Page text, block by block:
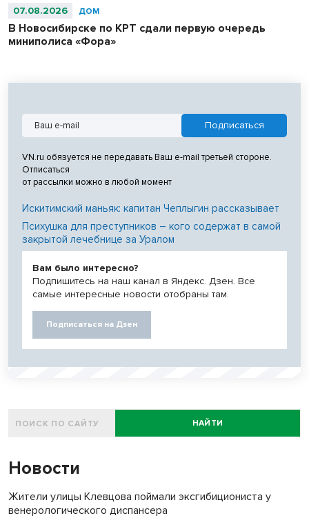
07.08.2026 ДОМ
В Новосибирске по КРТ сдали первую очередь
миниполиса «Фора»
VN.ru обязуется не передавать Ваш e-mail третьей стороне.
Отписаться
от рассылки можно в любой момент
Искитимский маньяк: капитан Чеплыгин рассказывает
Психушка для преступников – кого содержат в самой
закрытой лечебнице за Уралом
Вам было интересно?
Подпишитесь на наш канал в Яндекс. Дзен. Все
самые интересные новости отобраны там.
Подписаться на Дзен
НАЙТИ
Новости
Жители улицы Клевцова поймали эксгибициониста у
венерологического диспансера